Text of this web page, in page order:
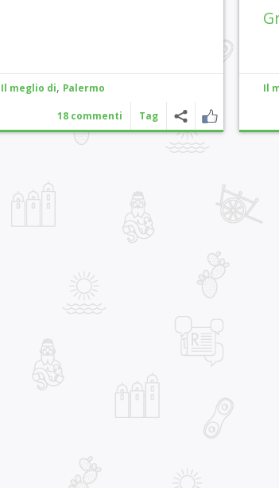
Il
Il meglio di, Palermo
18 commenti Tag